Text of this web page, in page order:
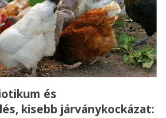
és
kisebb járványkockázat: